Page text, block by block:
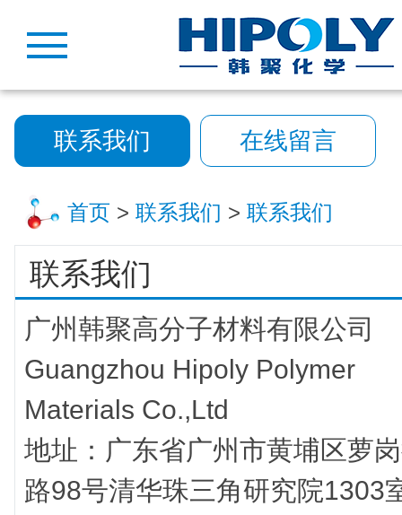
联系我们 在线留言
首页 > 联系我们 > 联系我们
联系我们
广州韩聚高分子材料有限公司
Guangzhou Hipoly Polymer
Materials Co.,Ltd
地址：广东省广州市黄埔区萝
路98号清华珠三角研究院1303